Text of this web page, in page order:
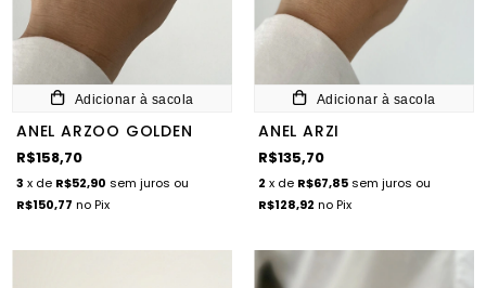
Adicionar à sacola
ANEL ARZOO GOLDEN
R$158,70
3 x de R$52,90 sem juros ou
R$150,77 no Pix
Adicionar à sacola
ANEL ARZI
R$135,70
2 x de R$67,85 sem juros ou
R$128,92 no Pix